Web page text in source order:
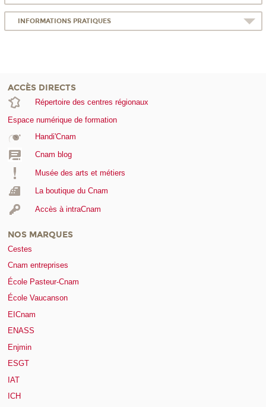
INFORMATIONS PRATIQUES
ACCÈS DIRECTS
Répertoire des centres régionaux
Espace numérique de formation
Handi'Cnam
Cnam blog
Musée des arts et métiers
La boutique du Cnam
Accès à intraCnam
NOS MARQUES
Cestes
Cnam entreprises
École Pasteur-Cnam
École Vaucanson
EICnam
ENASS
Enjmin
ESGT
IAT
ICH